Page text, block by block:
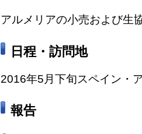
アルメリアの小売および生
日程・訪問地
2016年5月下旬スペイン・
報告